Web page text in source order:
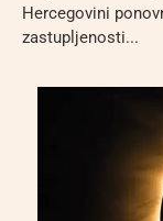
Hercegovini
zastupljenosti...